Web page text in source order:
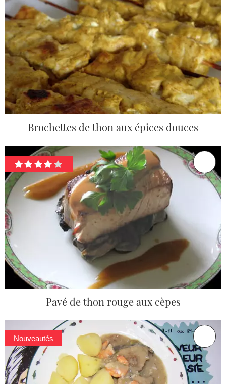
Brochettes de thon aux épices douces
Pavé de thon rouge aux cèpes
Nouveautés